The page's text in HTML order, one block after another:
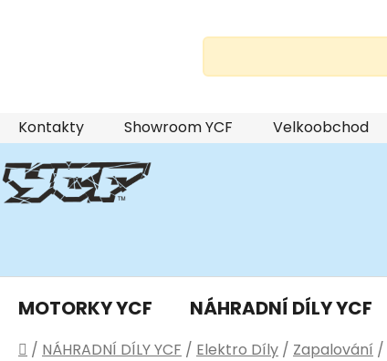
Přejít
na
obsah
Kontakty Showroom YCF Velkoobchod
MOTORKY YCF NÁHRADNÍ DÍLY YCF
Domů
/ NÁHRADNÍ DÍLY YCF / Elektro Díly / Zapalování /